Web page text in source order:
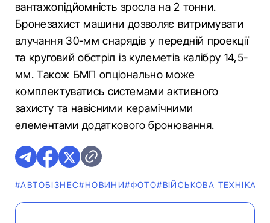
вантажопідйомність зросла на 2 тонни.
Бронезахист машини дозволяє витримувати
влучання 30-мм снарядів у передній проекції
та круговий обстріл із кулеметів калібру 14,5-
мм. Також БМП опціонально може
комплектуватись системами активного
захисту та навісними керамічними
елементами додаткового бронювання.
#АВТОБІЗНЕС#НОВИНИ#ФОТО#ВІЙСЬКОВА ТЕХНІКА